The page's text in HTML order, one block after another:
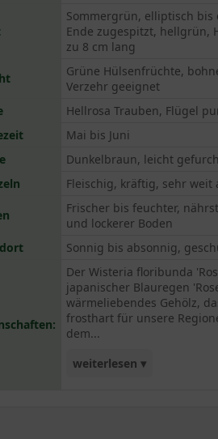
Sommergrün, elliptisch
Ende zugespitzt, hellgrün,
zu 8 cm lang
Grüne Hülsenfrüchte,
Verzehr geeignet
Hellrosa Trauben, Flügel
Mai bis Juni
Dunkelbraun, leicht
Fleischig, kräftig, sehr weit
Frischer bis feuchter,
und lockerer Boden
Sonnig bis absonnig,
Der Wisteria floribunda
japanischer Blauregen
wärmeliebendes Gehölz,
frosthart für unsere
dem...
weiterlesen ▾